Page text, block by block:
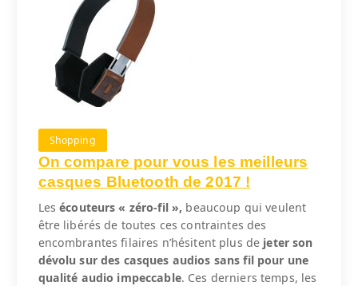
Shopping
On compare pour vous les meilleurs
casques Bluetooth de 2017 !
Lesécouteurs « zéro-fil », beaucoup qui veulent
être libérés de toutes ces contraintes des
encombrantes filaires n’hésitent plus de jeter son
dévolu sur des casques audios sans fil pour une
qualité audio impeccable. Ces derniers temps, les